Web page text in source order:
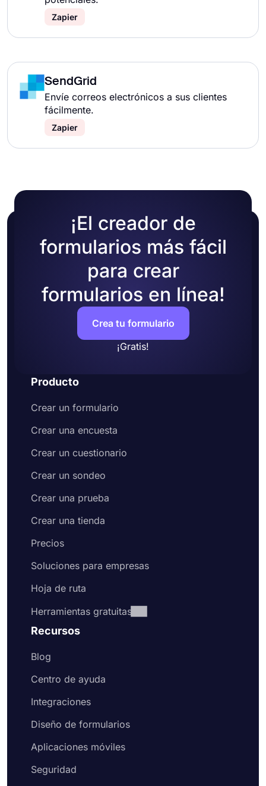
Zapier
SendGrid
Envíe correos electrónicos a sus clientes
fácilmente.
Zapier
¡El creador de
formularios más fácil
para crear
formularios en línea!
Crea tu formulario
¡Gratis!
Producto
Crear un formulario
Crear una encuesta
Crear un cuestionario
Crear un sondeo
Crear una prueba
Crear una tienda
Precios
Soluciones para empresas
Hoja de ruta
Herramientas gratuitas
Recursos
Blog
Centro de ayuda
Integraciones
Diseño de formularios
Aplicaciones móviles
Seguridad